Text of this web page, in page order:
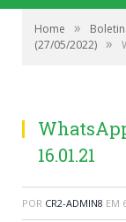
Home »
(27/05/2022) »
16.01.21
POR CR2-ADMIN8 EM